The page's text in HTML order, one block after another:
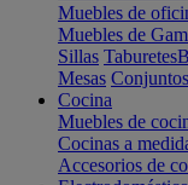
Muebles de
Muebles de
Sillas Taburetes
Mesas
Cocina
Muebles de
Cocinas a
Accesorios de